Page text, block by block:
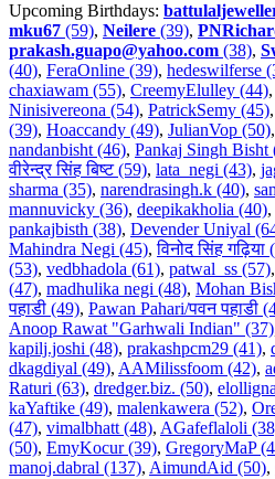
Upcoming Birthdays:
mku67 (59), Neilere (39),
prakash.guapo@yahoo.com (38),
(40), FeraOnline (39), hedeswilferse
chaxiawam (55), CreemyElulley (44),
Ninisivereona (54), PatrickSemy (45),
(39), Hoaccandy (49), JulianVop (50),
nandanbisht (46), Pankaj Singh Bisht
वीरेन्द्र सिंह बिष्ट (59), lata_negi (43),
sharma (35), narendrasingh.k (40),
mannuvicky (36), deepikakholia (40),
pankajbisth (38), Devender Uniyal
Mahindra Negi (45),विनोद सिंह गढ़िया
(53), vedbhadola (61), patwal_ss (57),
(47), madhulika negi (48), Mohan
पहाडी (49), Pawan Pahari/पवन पहाडी
Anoop Rawat "Garhwali Indian" (37)
kapilj.joshi (48), prakashpcm29 (41),
dkagdiyal (49), AAMilissfoom (42),
Raturi (63), dredger.biz. (50),
kaYaftike (49), malenkawera (52),
(47), vimalbhatt (48), AGafeflaloli
(50), EmyKocur (39), GregoryMaP
manoj.dabral (137), AimundAid (50),